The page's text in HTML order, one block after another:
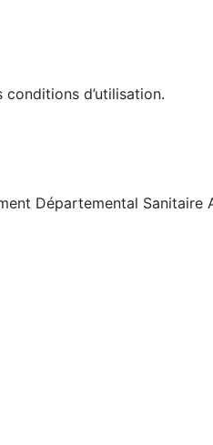
d’utilisation.
Départemental Sanitaire